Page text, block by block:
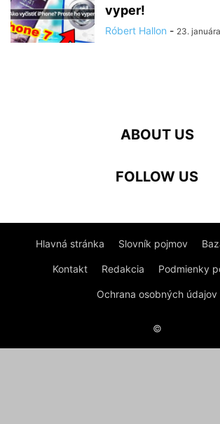
vyper!
Róbert Hallon - 23.
ABOUT US
FOLLOW US
Hlavná stránka Slovník pojmov
Kontakt Redakcia Podmienky
Ochrana osobných údajov
©